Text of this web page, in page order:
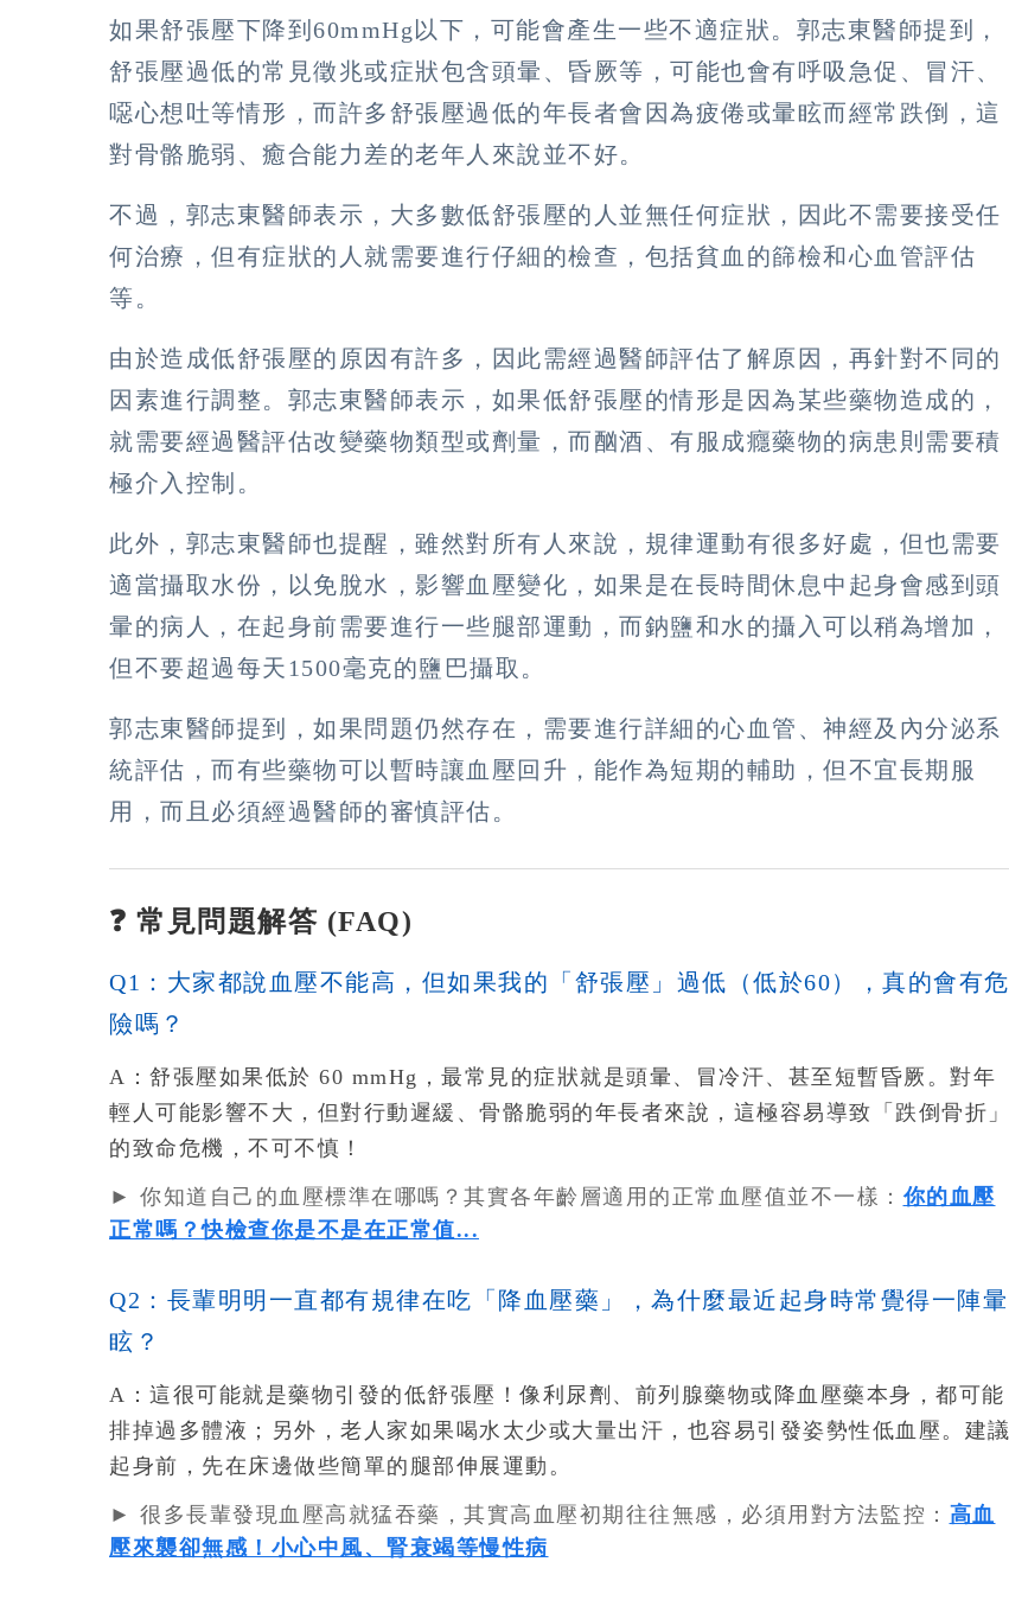
如果舒張壓下降到60mmHg以下，可能會產生一些不適症狀。郭志東醫師提到，
舒張壓過低的常見徵兆或症狀包含頭暈、昏厥等，可能也會有呼吸急促、冒汗、
噁心想吐等情形，而許多舒張壓過低的年長者會因為疲倦或暈眩而經常跌倒，這
對骨骼脆弱、癒合能力差的老年人來說並不好。
不過，郭志東醫師表示，大多數低舒張壓的人並無任何症狀，因此不需要接受任
何治療，但有症狀的人就需要進行仔細的檢查，包括貧血的篩檢和心血管評估
等。
由於造成低舒張壓的原因有許多，因此需經過醫師評估了解原因，再針對不同的
因素進行調整。郭志東醫師表示，如果低舒張壓的情形是因為某些藥物造成的，
就需要經過醫評估改變藥物類型或劑量，而酗酒、有服成癮藥物的病患則需要積
極介入控制。
此外，郭志東醫師也提醒，雖然對所有人來說，規律運動有很多好處，但也需要
適當攝取水份，以免脫水，影響血壓變化，如果是在長時間休息中起身會感到頭
暈的病人，在起身前需要進行一些腿部運動，而鈉鹽和水的攝入可以稍為增加，
但不要超過每天1500毫克的鹽巴攝取。
郭志東醫師提到，如果問題仍然存在，需要進行詳細的心血管、神經及內分泌系
統評估，而有些藥物可以暫時讓血壓回升，能作為短期的輔助，但不宜長期服
用，而且必須經過醫師的審慎評估。
❓ 常見問題解答 (FAQ)
Q1：大家都說血壓不能高，但如果我的「舒張壓」過低（低於60），真的會有危
險嗎？
A： 舒張壓如果低於 60 mmHg，最常見的症狀就是頭暈、冒冷汗、甚至短暫昏厥。對年
輕人可能影響不大，但對行動遲緩、骨骼脆弱的年長者來說，這極容易導致「跌倒骨折」
的致命危機，不可不慎！
► 你知道自己的血壓標準在哪嗎？其實各年齡層適用的正常血壓值並不一樣：你的血壓
正常嗎？快檢查你是不是在正常值...
Q2：長輩明明一直都有規律在吃「降血壓藥」，為什麼最近起身時常覺得一陣暈
眩？
A： 這很可能就是藥物引發的低舒張壓！像利尿劑、前列腺藥物或降血壓藥本身，都可能
排掉過多體液；另外，老人家如果喝水太少或大量出汗，也容易引發姿勢性低血壓。建議
起身前，先在床邊做些簡單的腿部伸展運動。
► 很多長輩發現血壓高就猛吞藥，其實高血壓初期往往無感，必須用對方法監控： 高血
壓來襲卻無感！小心中風、腎衰竭等慢性病